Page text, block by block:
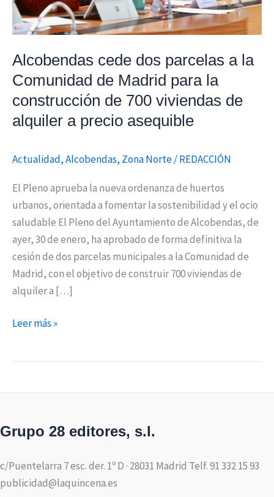
Alcobendas cede dos parcelas a la
Comunidad de Madrid para la
construcción de 700 viviendas de
alquiler a precio asequible
Actualidad,Alcobendas, Zona Norte/REDACCIÓN
El Pleno aprueba la nueva ordenanza de huertos
urbanos, orientada a fomentar la sostenibilidad y el ocio
saludable El Pleno del Ayuntamiento de Alcobendas, de
ayer, 30 de enero, ha aprobado de forma definitiva la
cesión de dos parcelas municipales a la Comunidad de
Madrid, con el objetivo de construir 700 viviendas de
alquiler a […]
Madrid
para
construcción
de
700
viviendas
precio
asequible
Leer más »
Grupo 28 editores, s.l.
c/Puentelarra 7 esc. der. 1º D · 28031 Madrid Telf. 91 332 15 93
publicidad@laquincena.es